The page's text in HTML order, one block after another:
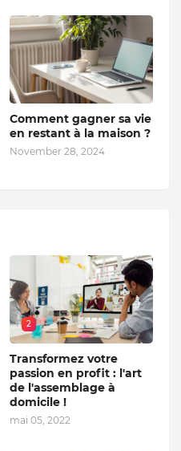
Comment gagner sa vie
en restant à la maison ?
November 28, 2024
2
Transformez votre
passion en profit : l'art
de l'assemblage à
domicile !
mai 05, 2022